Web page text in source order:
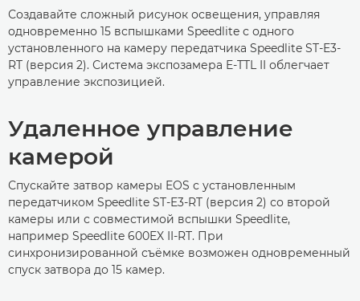
Создавайте сложный рисунок освещения, управляя
одновременно 15 вспышками Speedlite с одного
установленного на камеру передатчика Speedlite ST-E3-
RT (версия 2). Система экспозамера E-TTL II облегчает
управление экспозицией.
Удаленное управление
камерой
Спускайте затвор камеры EOS с установленным
передатчиком Speedlite ST-E3-RT (версия 2) со второй
камеры или с совместимой вспышки Speedlite,
например Speedlite 600EX II-RT. При
синхронизированной съёмке возможен одновременный
спуск затвора до 15 камер.